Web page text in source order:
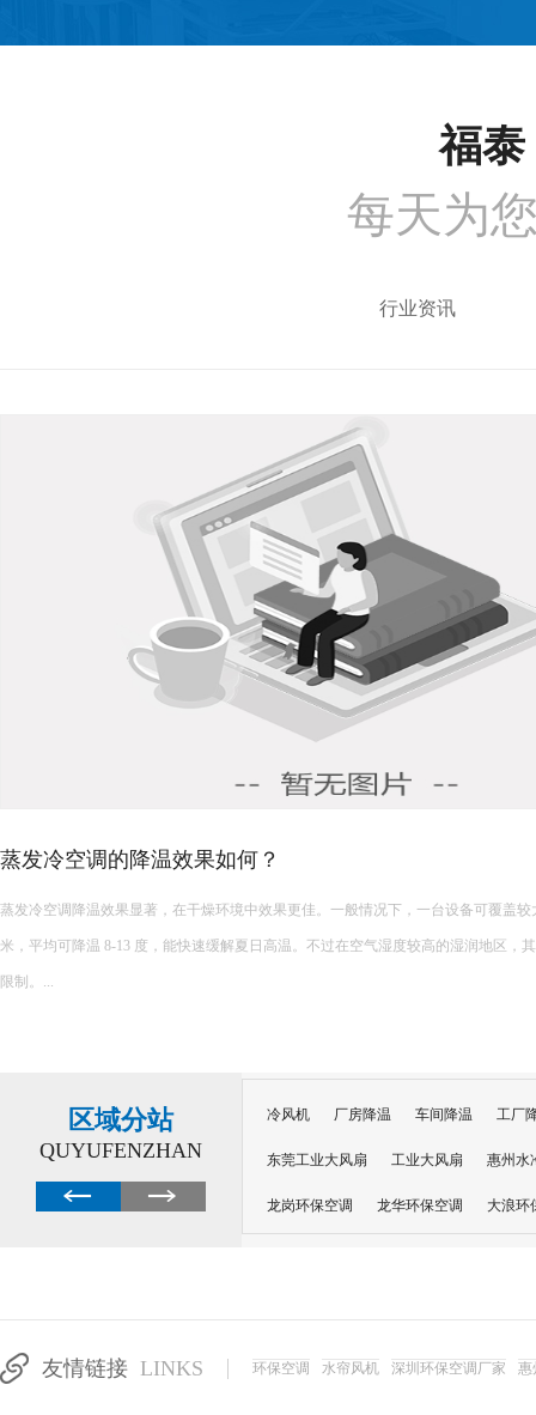
福泰
每天为
行业资讯
蒸发冷空调的降温效果如何？
蒸发冷空调降温效果显著，在干燥环境中效果更佳。一般情况下，一台设备可覆盖较
米，平均可降温 8-13 度，能快速缓解夏日高温。不过在空气湿度较高的湿润地区，
限制。...
区域分站
QUYUFENZHAN
冷风机 厂房降温 车间降温 工厂
东莞工业大风扇 工业大风扇 惠州水
龙岗环保空调 龙华环保空调 大浪环
友情链接 LINKS 环保空调 水帘风机 深圳环保空调厂家 惠